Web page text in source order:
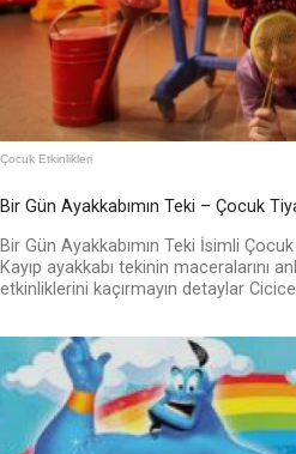
Çocuk Etkinlikleri
Bir Gün Ayakkabımın Teki – Çocuk
Bir Gün Ayakkabımın Teki İsimli
Kayıp ayakkabı tekinin maceralarını
etkinliklerini kaçırmayın detaylar